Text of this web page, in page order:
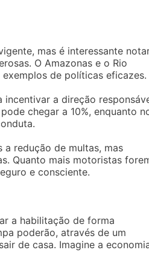
mas é interessante
O Amazonas e o Rio
de políticas eficazes.
a direção
chegar a 10%, enquanto
redução de multas, mas
Quanto mais motoristas
e consciente.
a habilitação de forma
poderão, através de um
de casa. Imagine a